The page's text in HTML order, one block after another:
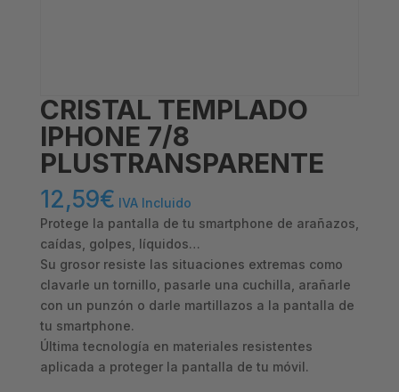
CRISTAL TEMPLADO
IPHONE 7/8
PLUSTRANSPARENTE
12,59€ IVA Incluido
Protege la pantalla de tu smartphone de arañazos,
caídas, golpes, líquidos…
Su grosor resiste las situaciones extremas como
clavarle un tornillo, pasarle una cuchilla, arañarle
con un punzón o darle martillazos a la pantalla de
tu smartphone.
Última tecnología en materiales resistentes
aplicada a proteger la pantalla de tu móvil.